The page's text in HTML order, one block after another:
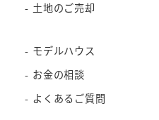
土地のご売却
モデルハウス
お金の相談
よくあるご質問